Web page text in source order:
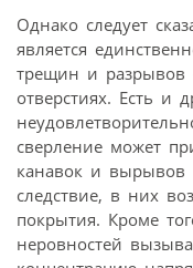
Однако следует
является
трещин и разрывов
отверстиях. Есть и
сверление может
канавок и вырывов
следствие, в них
покрытия. Кроме
неровностей